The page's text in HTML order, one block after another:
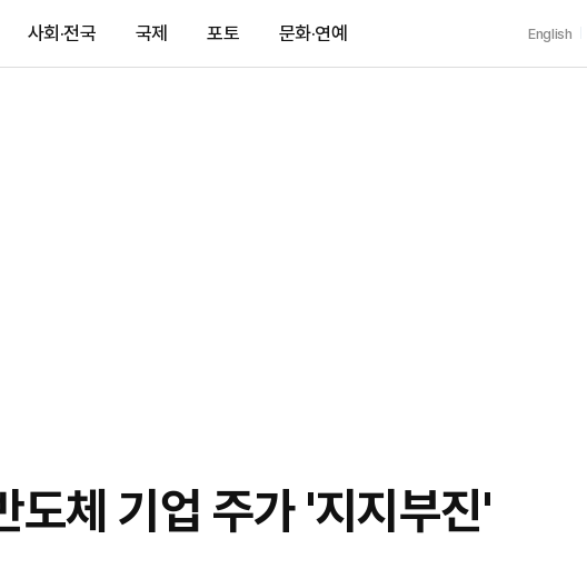
사회·전국 국제 포토 문화·연예 English
도체 기업 주가 '지지부진'